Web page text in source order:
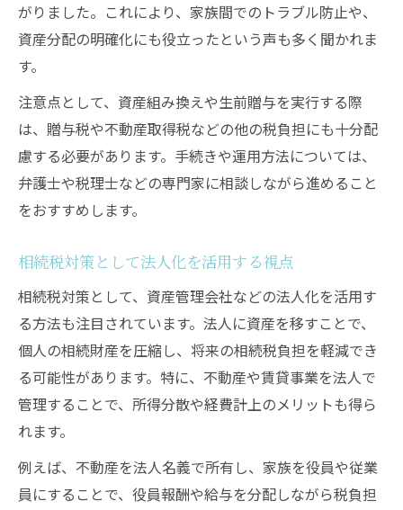
がりました。これにより、家族間でのトラブル防止や、
資産分配の明確化にも役立ったという声も多く聞かれま
す。
注意点として、資産組み換えや生前贈与を実行する際
は、贈与税や不動産取得税などの他の税負担にも十分配
慮する必要があります。手続きや運用方法については、
弁護士や税理士などの専門家に相談しながら進めること
をおすすめします。
相続税対策として法人化を活用する視点
相続税対策として、資産管理会社などの法人化を活用す
る方法も注目されています。法人に資産を移すことで、
個人の相続財産を圧縮し、将来の相続税負担を軽減でき
る可能性があります。特に、不動産や賃貸事業を法人で
管理することで、所得分散や経費計上のメリットも得ら
れます。
例えば、不動産を法人名義で所有し、家族を役員や従業
員にすることで、役員報酬や給与を分配しながら税負担